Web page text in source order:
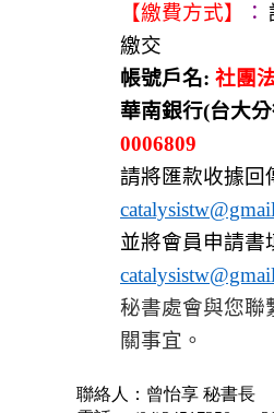
【繳費方式】 ：
繳交
帳號戶名: 社團
華南銀行(台大
0006809
請將匯款收據回
並將會員申請書
秘書處會與您聯
關事宜。
聯絡人：曾怡享 秘書長